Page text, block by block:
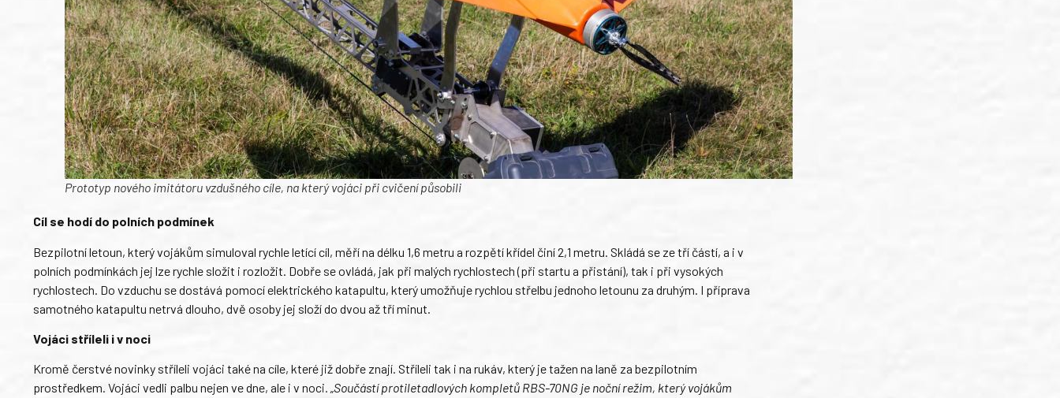
Prototyp nového imitátoru vzdušného cíle, na který vojáci při cvičení působili
Cíl se hodí do polních podmínek
Bezpilotní letoun, který vojákům simuloval rychle letící cíl, měří na délku 1,6 metru a rozpětí křídel činí 2,1 metru. Skládá se ze tří částí, a i v
polních podmínkách jej lze rychle složit i rozložit. Dobře se ovládá, jak při malých rychlostech (při startu a přistání), tak i při vysokých
rychlostech. Do vzduchu se dostává pomocí elektrického katapultu, který umožňuje rychlou střelbu jednoho letounu za druhým. I příprava
samotného katapultu netrvá dlouho, dvě osoby jej složí do dvou až tří minut.
Vojáci stříleli i v noci
Kromě čerstvé novinky stříleli vojáci také na cíle, které již dobře znají. Stříleli tak i na rukáv, který je tažen na laně za bezpilotním
prostředkem. Vojáci vedli palbu nejen ve dne, ale i v noci. „Součástí protiletadlových kompletů RBS-70NG je noční režim, který vojákům